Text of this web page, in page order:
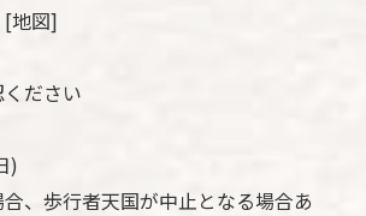
[地図]
ださい
)
、歩行者天国が中止となる場合あ